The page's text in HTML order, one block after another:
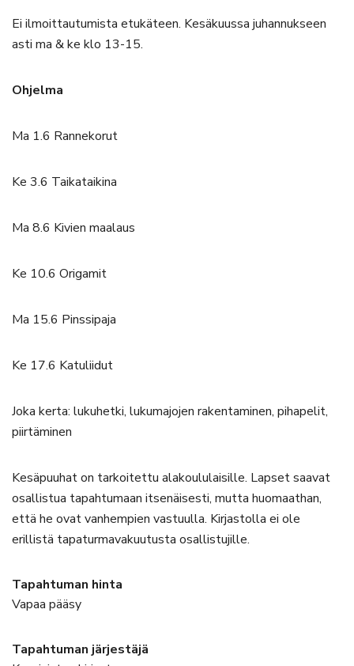
Ei ilmoittautumista etukäteen. Kesäkuussa juhannukseen
asti ma & ke klo 13-15.
Ohjelma
Ma 1.6 Rannekorut
Ke 3.6 Taikataikina
Ma 8.6 Kivien maalaus
Ke 10.6 Origamit
Ma 15.6 Pinssipaja
Ke 17.6 Katuliidut
Joka kerta: lukuhetki, lukumajojen rakentaminen, pihapelit,
piirtäminen
Kesäpuuhat on tarkoitettu alakoululaisille. Lapset saavat
osallistua tapahtumaan itsenäisesti, mutta huomaathan,
että he ovat vanhempien vastuulla. Kirjastolla ei ole
erillistä tapaturmavakuutusta osallistujille.
Tapahtuman hinta
Vapaa pääsy
Tapahtuman järjestäjä